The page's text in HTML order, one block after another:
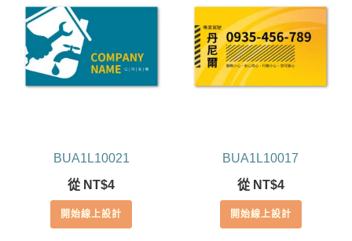
BUA1L10021
從 NT$4
開始線上設計
BUA1L10017
從 NT$4
開始線上設計